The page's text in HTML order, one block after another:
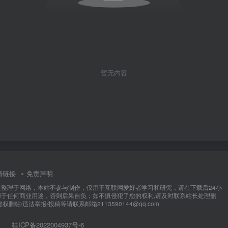
暂无内容
链接 免责声明
理于网络，本站不参与制作，仅用于互联网爱好者学习和研究，请在下载后24小
任何商业用途，否则后果自负；如不慎侵犯了您的权利,请及时联系站长处理删
权删帖/违法举报/投稿等请联系邮箱2113590144@qq.com
桂ICP备2022004937号-6